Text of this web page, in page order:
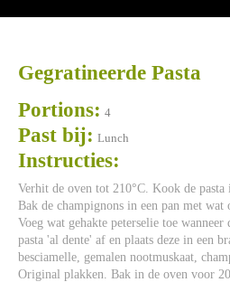
Gegratineerde Pasta
Portions: 4
Past bij: Lunch
Instructies:
Verhit de oven tot 210°C. Kook de pasta
Bak de champignons in een pan met
Voeg wat gehakte peterselie toe
pasta 'al dente' af en plaats deze in een
besciamelle, gemalen nootmuskaat,
Original plakken. Bak in de oven voor